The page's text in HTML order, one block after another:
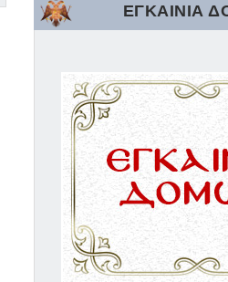
ΕΓΚΑΙΝΙΑ